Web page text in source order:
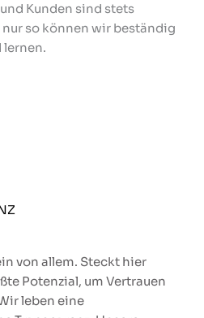
Kunden sind stets
so können wir beständig
lernen.
von allem. Steckt hier
Potenzial, um Vertrauen
leben eine